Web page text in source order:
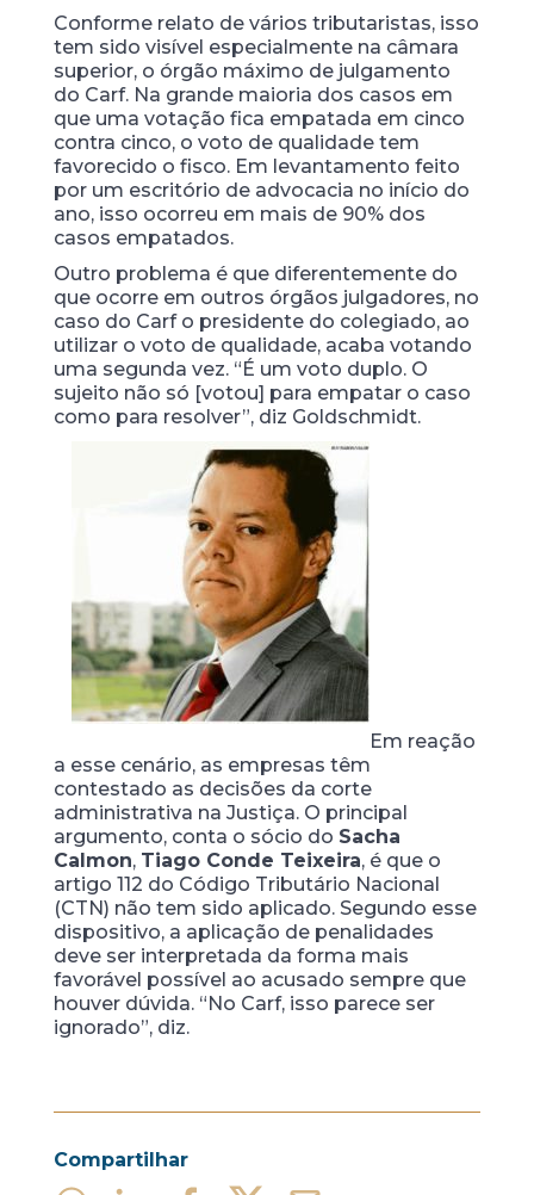
Conforme relato de vários tributaristas, isso
tem sido visível especialmente na câmara
superior, o órgão máximo de julgamento
do Carf. Na grande maioria dos casos em
que uma votação fica empatada em cinco
contra cinco, o voto de qualidade tem
favorecido o fisco. Em levantamento feito
por um escritório de advocacia no início do
ano, isso ocorreu em mais de 90% dos
casos empatados.
Outro problema é que diferentemente do
que ocorre em outros órgãos julgadores, no
caso do Carf o presidente do colegiado, ao
utilizar o voto de qualidade, acaba votando
uma segunda vez. “É um voto duplo. O
sujeito não só [votou] para empatar o caso
como para resolver”, diz Goldschmidt.
Em reação
a esse cenário, as empresas têm
contestado as decisões da corte
administrativa na Justiça. O principal
argumento, conta o sócio do Sacha
Calmon, Tiago Conde Teixeira, é que o
artigo 112 do Código Tributário Nacional
(CTN) não tem sido aplicado. Segundo esse
dispositivo, a aplicação de penalidades
deve ser interpretada da forma mais
favorável possível ao acusado sempre que
houver dúvida. “No Carf, isso parece ser
ignorado”, diz.
Compartilhar